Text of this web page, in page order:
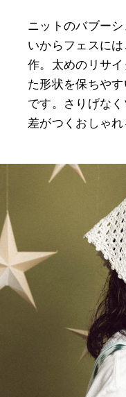
ニットのバブー
いからフェスに
作。太めのリサ
た形状を保ちや
です。さりげな
差がつくおしゃれ